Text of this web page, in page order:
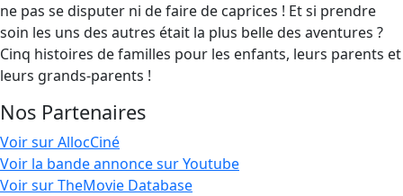
ne pas se disputer ni de faire de caprices ! Et si prendre
soin les uns des autres était la plus belle des aventures ?
Cinq histoires de familles pour les enfants, leurs parents et
leurs grands-parents !
Nos Partenaires
Voir sur AllocCiné
Voir la bande annonce sur Youtube
Voir sur TheMovie Database